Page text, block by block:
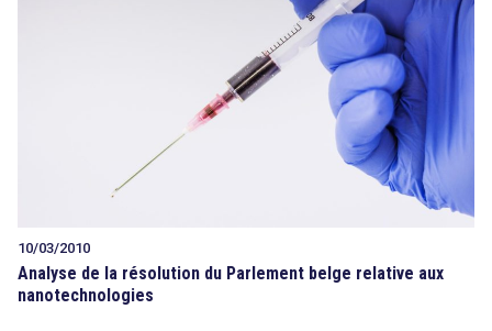
10/03/2010
Analyse de la résolution du Parlement belge relative aux
nanotechnologies